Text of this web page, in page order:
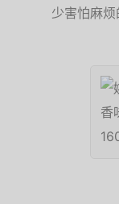
少害怕麻烦